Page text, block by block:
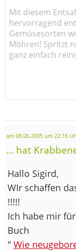
Mit diesem
hervorragend
Gemüsesorten
Möhren! Spritzt
ganz einfach
am 08.06.2005 um 22:16
... hat
Hallo Sigird,
WIr schaffen
!!!!!
Ich habe mir
Buch
" Wie